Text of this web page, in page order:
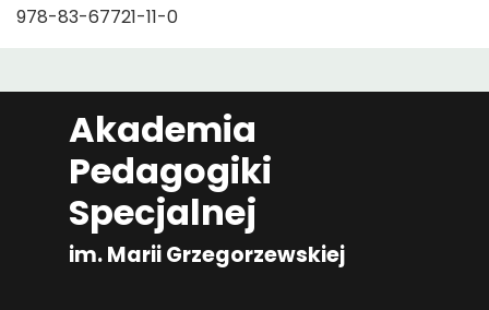
978-83-67721-11-0
Akademia
Pedagogiki
Specjalnej
im. Marii Grzegorzewskiej